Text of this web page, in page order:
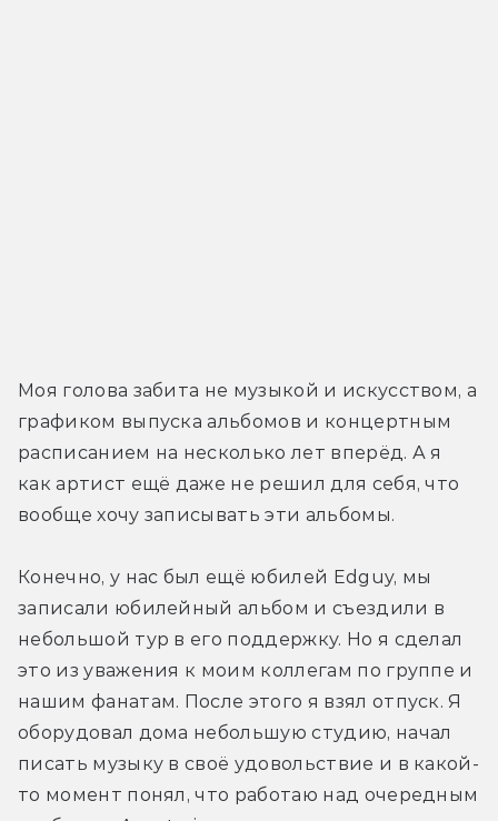
Моя голова забита не музыкой и искусством, а
графиком выпуска альбомов и концертным
расписанием на несколько лет вперёд. А я
как артист ещё даже не решил для себя, что
вообще хочу записывать эти альбомы.
Конечно, у нас был ещё юбилей Edguy, мы
записали юбилейный альбом и съездили в
небольшой тур в его поддержку. Но я сделал
это из уважения к моим коллегам по группе и
нашим фанатам. После этого я взял отпуск. Я
оборудовал дома небольшую студию, начал
писать музыку в своё удовольствие и в какой-
то момент понял, что работаю над очередным